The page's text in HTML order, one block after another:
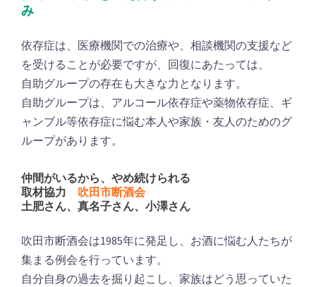
み
依存症は、医療機関での治療や、相談機関の支援など
を受けることが必要ですが、回復にあたっては、
自助グループの存在も大きな力となります。
自助グループは、アルコール依存症や薬物依存症、ギ
ャンブル等依存症に悩む本人や家族・友人のためのグ
ループがあります。
仲間がいるから、やめ続けられる
取材協力 吹田市断酒会
土肥さん、真名子さん、小澤さん
吹田市断酒会は1985年に発足し、お酒に悩む人たちが
集まる例会を行っています。
自分自身の過去を掘り起こし、家族はどう思っていた